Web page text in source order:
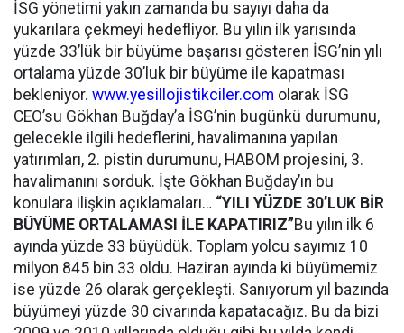
İSG yönetimi yakın zamanda bu sayıyı daha da
yukarılara çekmeyi hedefliyor. Bu yılın ilk yarısında
yüzde 33’lük bir büyüme başarısı gösteren İSG’nin yılı
ortalama yüzde 30’luk bir büyüme ile kapatması
bekleniyor. www.yesillojistikciler.com olarak İSG
CEO’su Gökhan Buğday’a İSG’nin bugünkü durumunu,
gelecekle ilgili hedeflerini, havalimanına yapılan
yatırımları, 2. pistin durumunu, HABOM projesini, 3.
havalimanını sorduk. İşte Gökhan Buğday’ın bu
konulara ilişkin açıklamaları… “YILI YÜZDE 30’LUK BİR
BÜYÜME ORTALAMASI İLE KAPATIRIZ”Bu yılın ilk 6
ayında yüzde 33 büyüdük. Toplam yolcu sayımız 10
milyon 845 bin 33 oldu. Haziran ayında ki büyümemiz
ise yüzde 26 olarak gerçekleşti. Sanıyorum yıl bazında
büyümeyi yüzde 30 civarında kapatacağız. Bu da bizi